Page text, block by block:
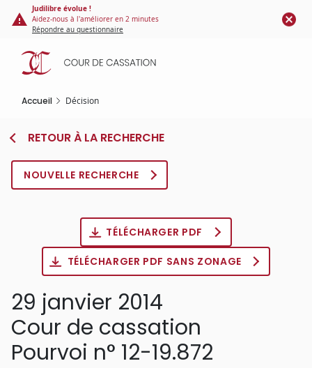
Panneau de gestion des cookies
contenu
principal
Judilibre évolue !
Aidez-nous à l'améliorer en 2 minutes
Répondre au questionnaire
Accueil Décision
RETOUR À LA RECHERCHE
NOUVELLE RECHERCHE
TÉLÉCHARGER PDF
TÉLÉCHARGER PDF SANS ZONAGE
29 janvier 2014
Cour de cassation
Pourvoi n° 12-19.872